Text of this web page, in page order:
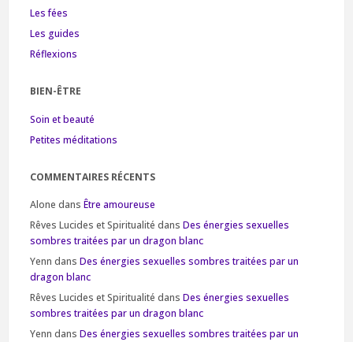
Les fées
Les guides
Réflexions
BIEN-ÊTRE
Soin et beauté
Petites méditations
COMMENTAIRES RÉCENTS
Alone dans Être amoureuse
Rêves Lucides et Spiritualité dans Des énergies sexuelles
sombres traitées par un dragon blanc
Yenn dans Des énergies sexuelles sombres traitées par un
dragon blanc
Rêves Lucides et Spiritualité dans Des énergies sexuelles
sombres traitées par un dragon blanc
Yenn dans Des énergies sexuelles sombres traitées par un